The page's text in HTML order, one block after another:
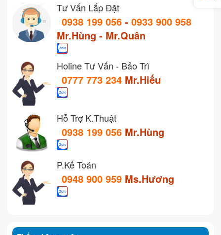
Tư Vấn Lắp Đặt
0938 199 056 - 0933 900 958
Mr.Hùng - Mr.Quân
Holine Tư Vấn - Bảo Trì
0777 773 234 Mr.Hiếu
Hỗ Trợ K.Thuật
0938 199 056 Mr.Hùng
P.Kế Toán
0948 900 959 Ms.Hương